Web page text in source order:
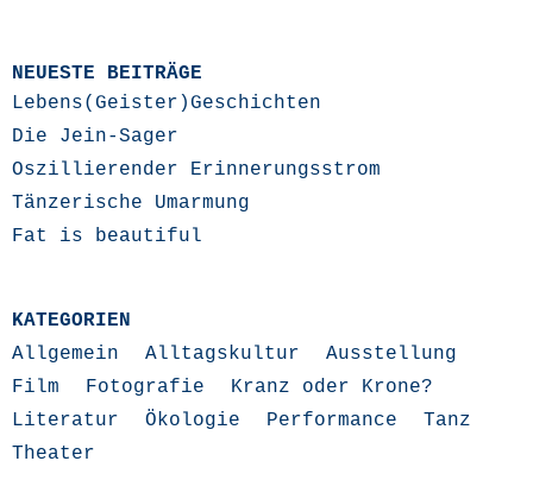
NEUESTE BEITRÄGE
Lebens(Geister)Geschichten
Die Jein-Sager
Oszillierender Erinnerungsstrom
Tänzerische Umarmung
Fat is beautiful
KATEGORIEN
Allgemein
Alltagskultur
Ausstellung
Film
Fotografie
Kranz oder Krone?
Literatur
Ökologie Performance
Tanz
Theater